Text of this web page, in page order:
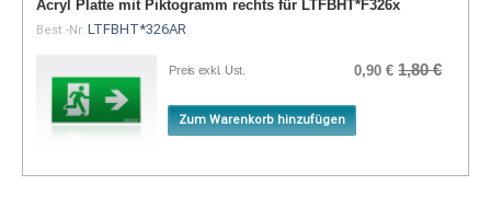
Acryl Platte mit Piktogramm rechts für LTFBHT*F326x
Best.-Nr. LTFBHT*326AR
Preis exkl. Ust. 0,90 € 1,80 €
Zum Warenkorb hinzufügen